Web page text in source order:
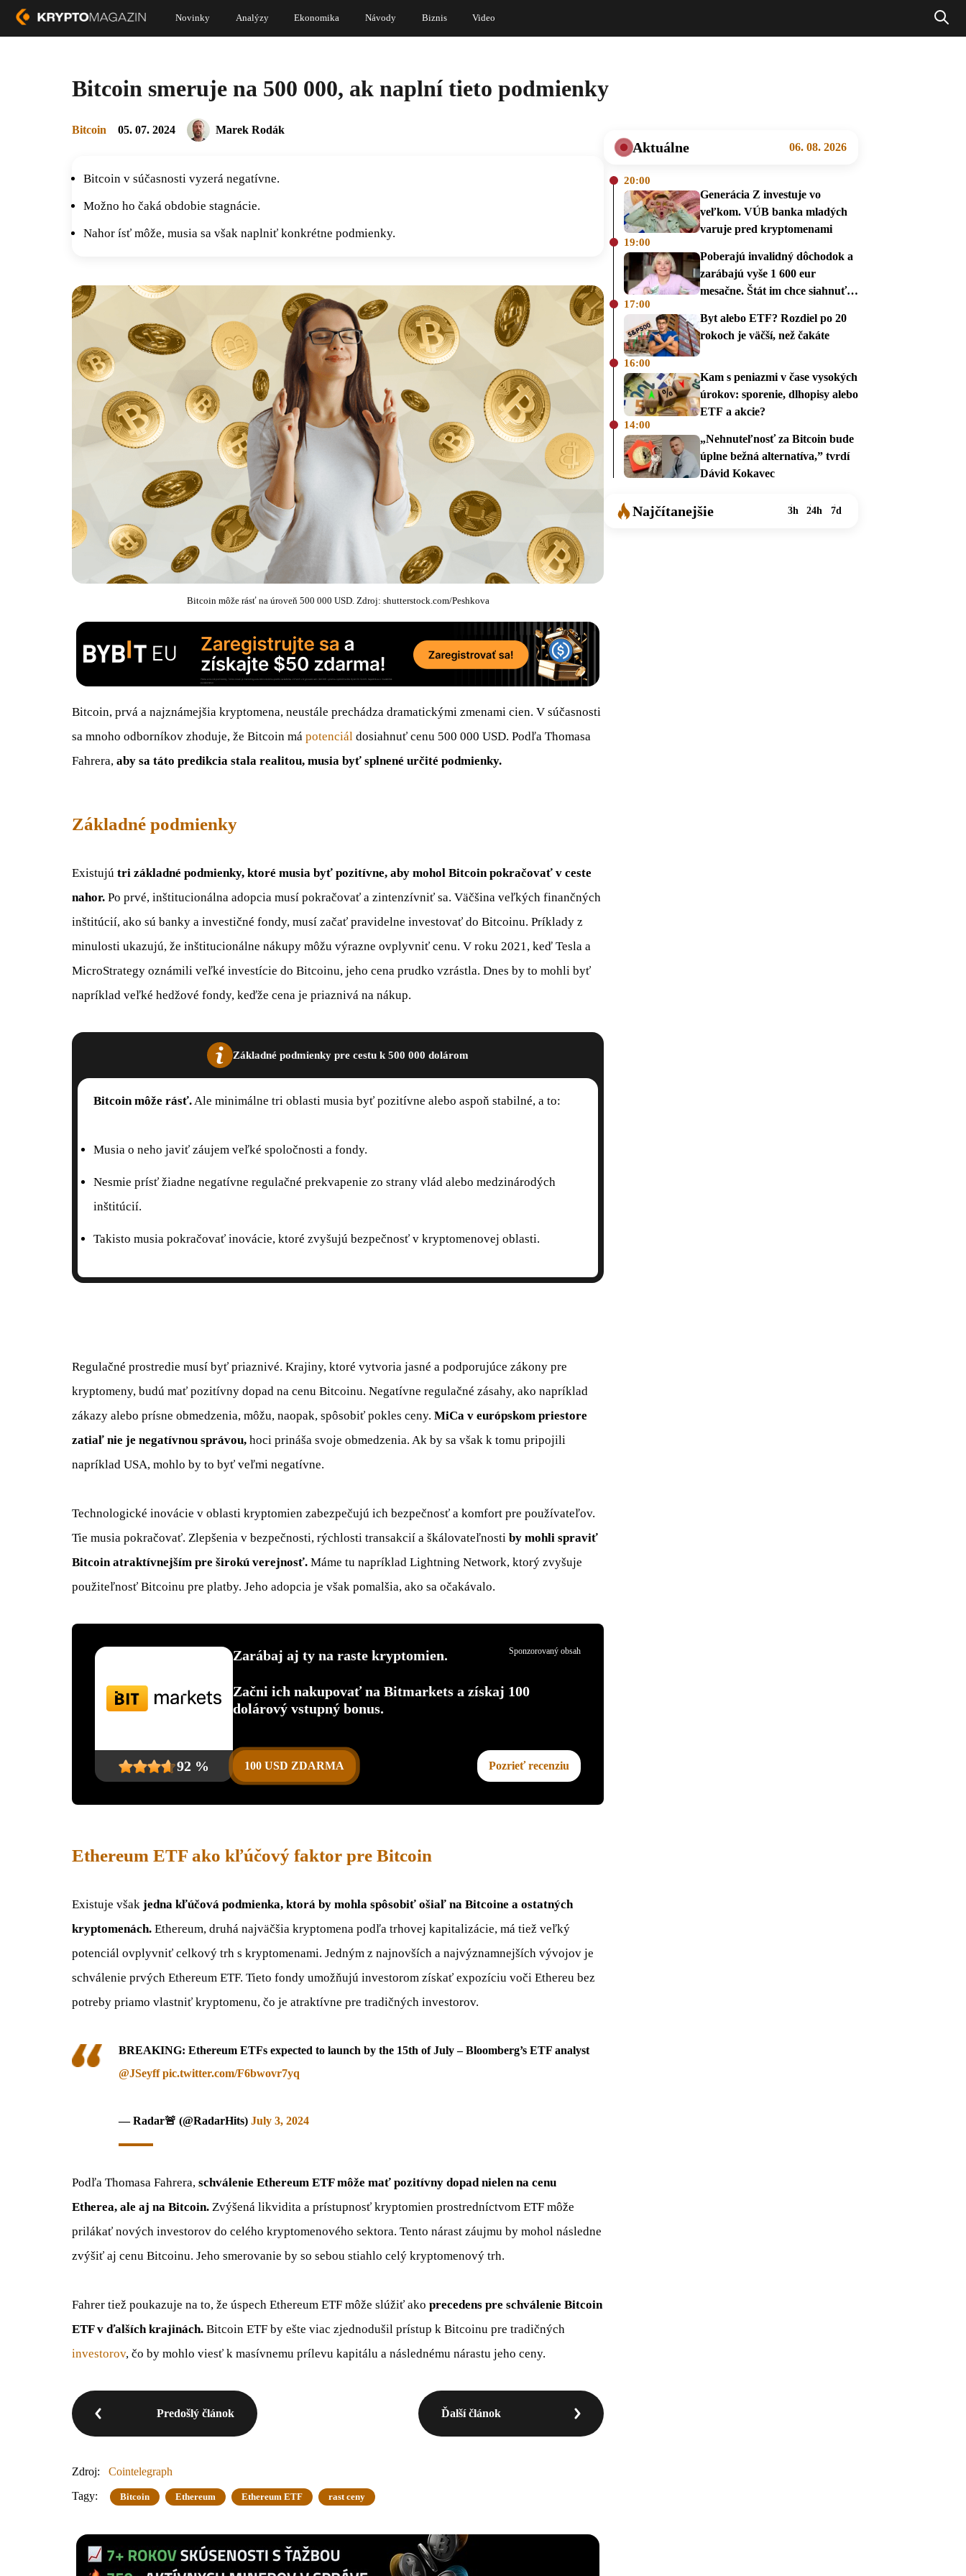
Novinky Analýzy Ekonomika Návody Biznis Video
Bitcoin smeruje na 500 000, ak naplní tieto podmienky
Bitcoin 05. 07. 2024 Marek Rodák
Bitcoin v súčasnosti vyzerá negatívne.
Možno ho čaká obdobie stagnácie.
Nahor ísť môže, musia sa však naplniť konkrétne podmienky.
Bitcoin môže rásť na úroveň 500 000 USD. Zdroj: shutterstock.com/Peshkova
Bitcoin, prvá a najznámejšia kryptomena, neustále prechádza dramatickými zmenami cien. V súčasnosti
sa mnoho odborníkov zhoduje, že Bitcoin má potenciál dosiahnuť cenu 500 000 USD. Podľa Thomasa
Fahrera, aby sa táto predikcia stala realitou, musia byť splnené určité podmienky.
Základné podmienky
Existujú tri základné podmienky, ktoré musia byť pozitívne, aby mohol Bitcoin pokračovať v ceste
nahor. Po prvé, inštitucionálna adopcia musí pokračovať a zintenzívniť sa. Väčšina veľkých finančných
inštitúcií, ako sú banky a investičné fondy, musí začať pravidelne investovať do Bitcoinu. Príklady z
minulosti ukazujú, že inštitucionálne nákupy môžu výrazne ovplyvniť cenu. V roku 2021, keď Tesla a
MicroStrategy oznámili veľké investície do Bitcoinu, jeho cena prudko vzrástla. Dnes by to mohli byť
napríklad veľké hedžové fondy, keďže cena je priaznivá na nákup.
Základné podmienky pre cestu k 500 000 dolárom
Bitcoin môže rásť.Ale minimálne tri oblasti musia byť pozitívne alebo aspoň stabilné, a to:
Musia o neho javiť záujem veľké spoločnosti a fondy.
Nesmie prísť žiadne negatívne regulačné prekvapenie zo strany vlád alebo medzinárodých
inštitúcií.
Takisto musia pokračovať inovácie, ktoré zvyšujú bezpečnosť v kryptomenovej oblasti.
Regulačné prostredie musí byť priaznivé. Krajiny, ktoré vytvoria jasné a podporujúce zákony pre
kryptomeny, budú mať pozitívny dopad na cenu Bitcoinu. Negatívne regulačné zásahy, ako napríklad
zákazy alebo prísne obmedzenia, môžu, naopak, spôsobiť pokles ceny. MiCa v európskom priestore
zatiaľ nie je negatívnou správou, hoci prináša svoje obmedzenia. Ak by sa však k tomu pripojili
napríklad USA, mohlo by to byť veľmi negatívne.
Technologické inovácie v oblasti kryptomien zabezpečujú ich bezpečnosť a komfort pre používateľov.
Tie musia pokračovať. Zlepšenia v bezpečnosti, rýchlosti transakcií a škálovateľnosti by mohli spraviť
Bitcoin atraktívnejším pre širokú verejnosť. Máme tu napríklad Lightning Network, ktorý zvyšuje
použiteľnosť Bitcoinu pre platby. Jeho adopcia je však pomalšia, ako sa očakávalo.
92 %
Zarábaj aj ty na raste kryptomien.
Začni ich nakupovať na Bitmarkets a získaj 100
dolárový vstupný bonus.
100 USD ZDARMA Pozrieť recenziu
Sponzorovaný obsah
Ethereum ETF ako kľúčový faktor pre Bitcoin
Existuje však jedna kľúčová podmienka, ktorá by mohla spôsobiť ošiaľ na Bitcoine a ostatných
kryptomenách. Ethereum, druhá najväčšia kryptomena podľa trhovej kapitalizácie, má tiež veľký
potenciál ovplyvniť celkový trh s kryptomenami. Jedným z najnovších a najvýznamnejších vývojov je
schválenie prvých Ethereum ETF. Tieto fondy umožňujú investorom získať expozíciu voči Ethereu bez
potreby priamo vlastniť kryptomenu, čo je atraktívne pre tradičných investorov.
BREAKING: Ethereum ETFs expected to launch by the 15th of July – Bloomberg’s ETF analyst
@JSeyff pic.twitter.com/F6bwovr7yq
— Radar🚨 (@RadarHits) July 3, 2024
Podľa Thomasa Fahrera, schválenie Ethereum ETF môže mať pozitívny dopad nielen na cenu
Etherea, ale aj na Bitcoin. Zvýšená likvidita a prístupnosť kryptomien prostredníctvom ETF môže
prilákať nových investorov do celého kryptomenového sektora. Tento nárast záujmu by mohol následne
zvýšiť aj cenu Bitcoinu. Jeho smerovanie by so sebou stiahlo celý kryptomenový trh.
Fahrer tiež poukazuje na to, že úspech Ethereum ETF môže slúžiť ako precedens pre schválenie Bitcoin
ETF v ďalších krajinách. Bitcoin ETF by ešte viac zjednodušil prístup k Bitcoinu pre tradičných
investorov, čo by mohlo viesť k masívnemu prílevu kapitálu a následnému nárastu jeho ceny.
Predošlý článok Ďalší článok
Zdroj:
Cointelegraph
Tagy:
Bitcoin Ethereum Ethereum ETF rast ceny
Aktuálne 06. 08. 2026
20:00
Generácia Z investuje vo
veľkom. VÚB banka mladých
varuje pred kryptomenami
19:00
Poberajú invalidný dôchodok a
zarábajú vyše 1 600 eur
mesačne. Štát im chce siahnuť
17:00
Byt alebo ETF? Rozdiel po 20
rokoch je väčší, než čakáte
16:00
Kam s peniazmi v čase vysokých
úrokov: sporenie, dlhopisy alebo
ETF a akcie?
14:00
„Nehnuteľnosť za Bitcoin bude
úplne bežná alternatíva,” tvrdí
Dávid Kokavec
Najčítanejšie 3h 24h 7d